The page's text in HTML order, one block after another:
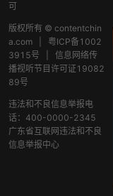
可
版权所有 © contentchin
a.com
粤ICP备1002
3915号
信息网络传
播视听节目许可证19082
89号
违法和不良信息举报电
话：400-0000-2345
广东省互联网违法和不良
信息举报中心